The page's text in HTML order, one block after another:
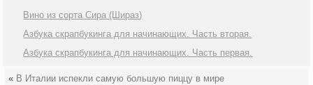
Вино из сорта Сира (Шираз)
Азбука скрапбукинга для начинающих. Часть вторая.
Азбука скрапбукинга для начинающих. Часть первая.
« В Италии испекли самую большую пиццу в мире